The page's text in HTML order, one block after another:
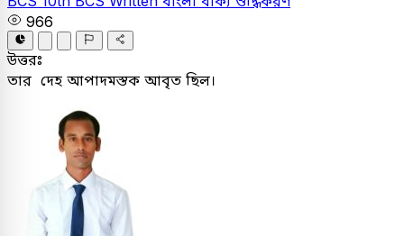
966
উত্তরঃ
তার দেহ আপাদমস্তক আবৃত ছিল।